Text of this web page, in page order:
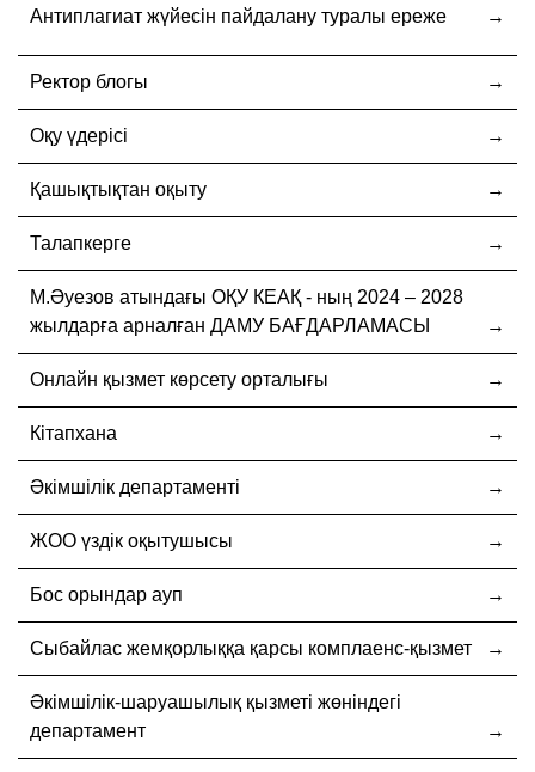
Антиплагиат жүйесін пайдалану туралы ереже
Ректор блогы
Оқу үдерісі
Қашықтықтан оқыту
Талапкерге
М.Әуезов атындағы ОҚУ КЕАҚ - ның 2024 – 2028
жылдарға арналған ДАМУ БАҒДАРЛАМАСЫ
Онлайн қызмет көрсету орталығы
Кітапхана
Әкімшілік департаменті
ЖОО үздік оқытушысы
Бос орындар ауп
Cыбайлас жемқорлыққа қарсы комплаенс-қызмет
Әкімшілік-шаруашылық қызметі жөніндегі
департамент